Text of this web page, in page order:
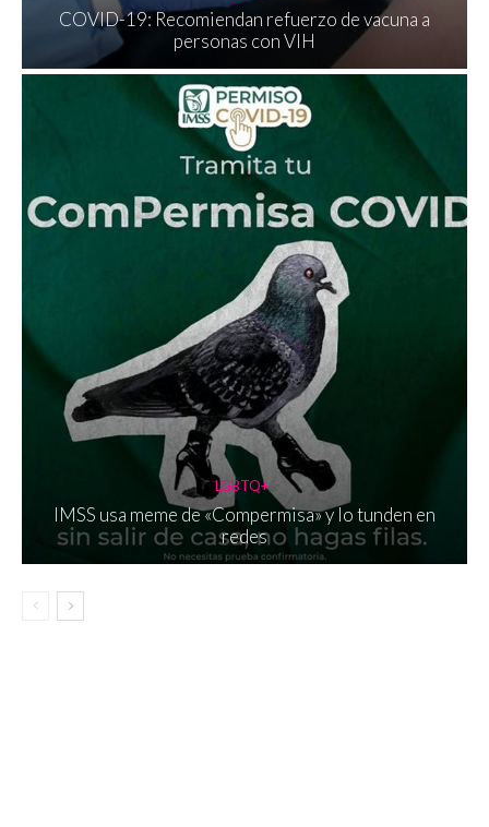
COVID-19: Recomiendan refuerzo de vacuna a
personas con VIH
LGBTQ+
IMSS usa meme de «Compermisa» y lo tunden en
redes